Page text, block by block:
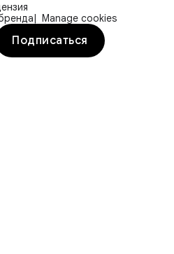
Manage cookies
Подписаться